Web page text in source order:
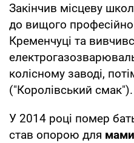
Закінчив місцеву
до вищого
Кременчуці та
колісному заводі,
("Королівський смак").
У 2014 році помер
став опорою для мами